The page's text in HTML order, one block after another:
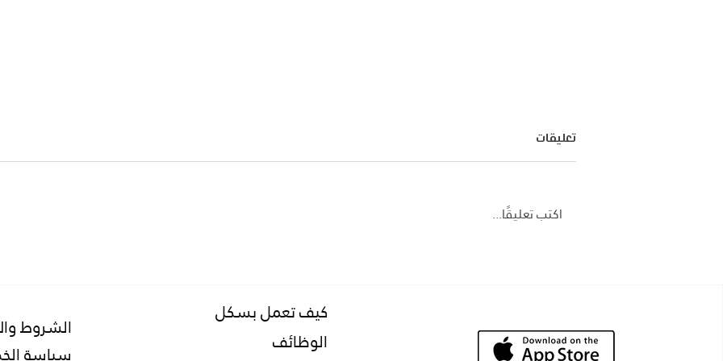
تعليقات
اكتب تعليقًا...
الشروط
كيف تعمل بسكل
الوظائف